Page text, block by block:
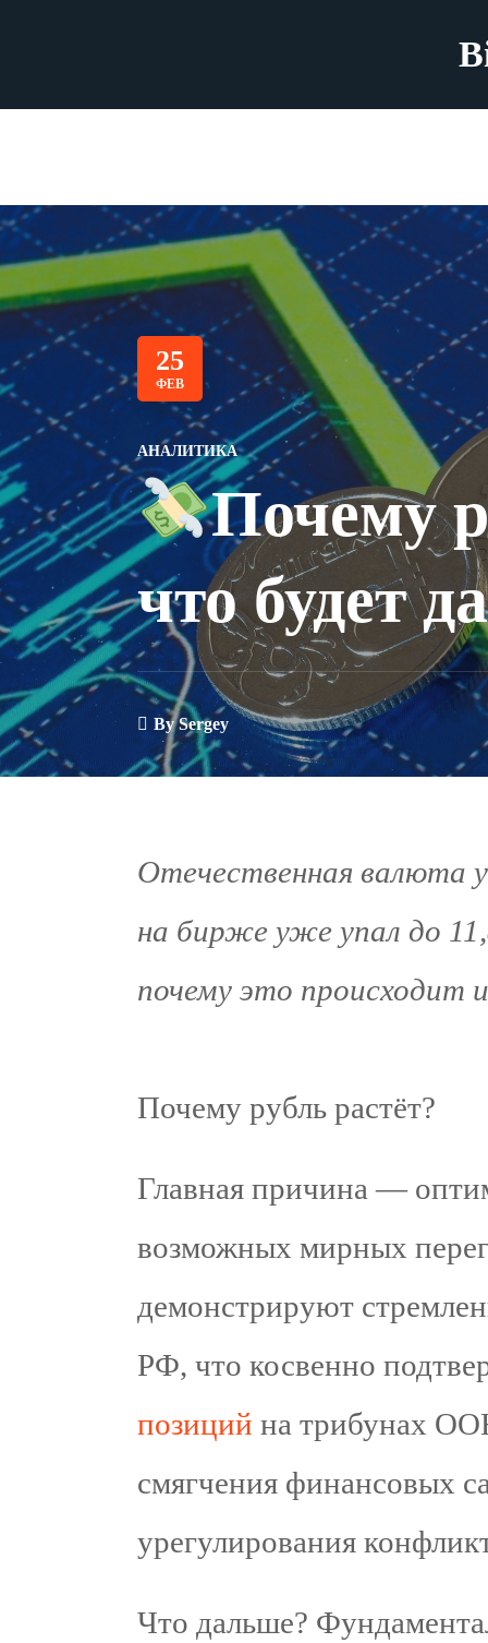
25
ФЕВ
АНАЛИТИКА
Почему
что будет
BySergey
Отечественная валюта
на бирже уже упал до
почему это происходит
Почему рубль растёт?
Главная причина —
возможных мирных
демонстрируют
РФ, что косвенно
позиций на трибунах
смягчения финансовых
урегулирования
Что дальше?